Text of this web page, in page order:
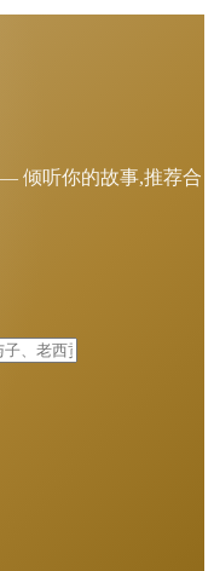
倾听你的故事,推荐合